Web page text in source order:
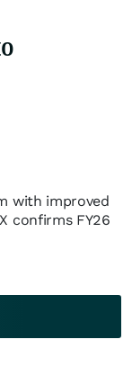
with improved
confirms FY26